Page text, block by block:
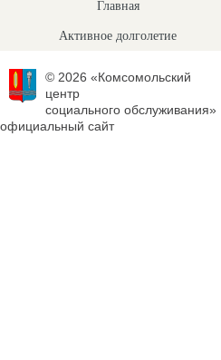
Главная
Активное долголетие
© 2026 «Комсомольский
центр
социального обслуживания»
официальный сайт